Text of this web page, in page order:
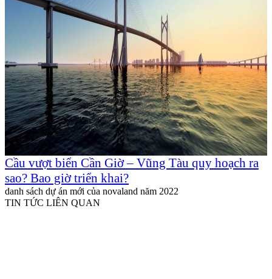
Cầu vượt biển Cần Giờ – Vũng Tàu quy hoạch ra
sao? Bao giờ triển khai?
danh sách dự án mới của novaland năm 2022
TIN TỨC LIÊN QUAN